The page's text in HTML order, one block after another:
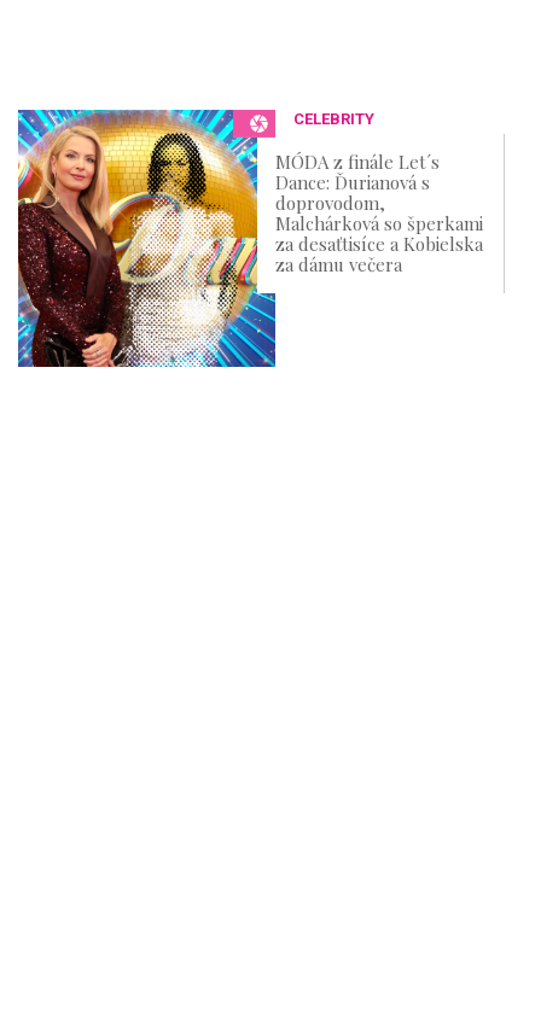
CELEBRITY
MÓDA z finále Let´s
Dance: Ďurianová s
doprovodom,
Malchárková so šperkami
za desaťtisíce a Kobielska
za dámu večera